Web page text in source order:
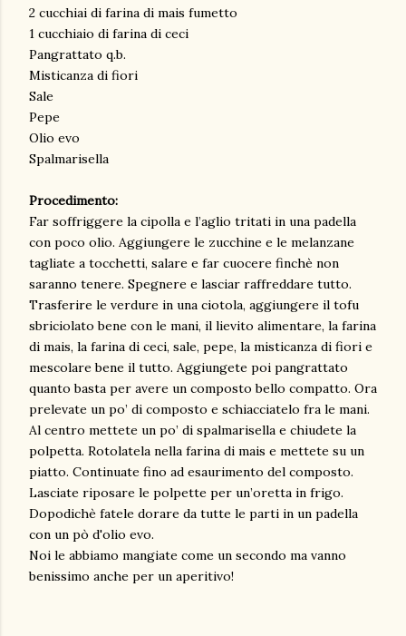
2 cucchiai di farina di mais fumetto
1 cucchiaio di farina di ceci
Pangrattato q.b.
Misticanza di fiori
Sale
Pepe
Olio evo
Spalmarisella
Procedimento:
Far soffriggere la cipolla e l’aglio tritati in una padella
con poco olio. Aggiungere le zucchine e le melanzane
tagliate a tocchetti, salare e far cuocere finchè non
saranno tenere. Spegnere e lasciar raffreddare tutto.
Trasferire le verdure in una ciotola, aggiungere il tofu
sbriciolato bene con le mani, il lievito alimentare, la farina
di mais, la farina di ceci, sale, pepe, la misticanza di fiori e
mescolare bene il tutto. Aggiungete poi pangrattato
quanto basta per avere un composto bello compatto. Ora
prelevate un po’ di composto e schiacciatelo fra le mani.
Al centro mettete un po’ di spalmarisella e chiudete la
polpetta. Rotolatela nella farina di mais e mettete su un
piatto. Continuate fino ad esaurimento del composto.
Lasciate riposare le polpette per un’oretta in frigo.
Dopodichè fatele dorare da tutte le parti in un padella
con un pò d'olio evo.
Noi le abbiamo mangiate come un secondo ma vanno
benissimo anche per un aperitivo!